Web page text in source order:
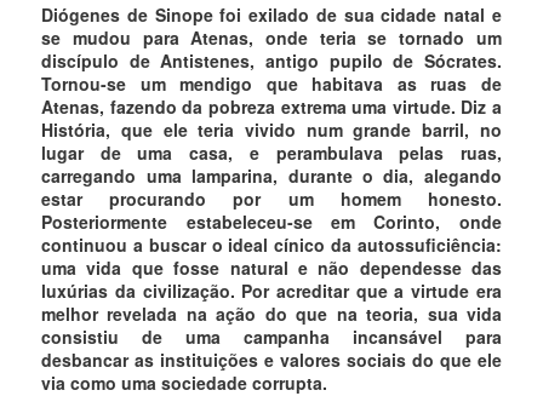
Diógenes de Sinope foi exilado de sua cidade natal e
se mudou para Atenas, onde teria se tornado um
discípulo de Antistenes, antigo pupilo de Sócrates.
Tornou-se um mendigo que habitava as ruas de
Atenas, fazendo da pobreza extrema uma virtude. Diz a
História, que ele teria vivido num grande barril, no
lugar de uma casa, e perambulava pelas ruas,
carregando uma lamparina, durante o dia, alegando
estar procurando por um homem honesto.
Posteriormente estabeleceu-se em Corinto, onde
continuou a buscar o ideal cínico da autossuficiência:
uma vida que fosse natural e não dependesse das
luxúrias da civilização. Por acreditar que a virtude era
melhor revelada na ação do que na teoria, sua vida
consistiu de uma campanha incansável para
desbancar as instituições e valores sociais do que ele
via como uma sociedade corrupta.